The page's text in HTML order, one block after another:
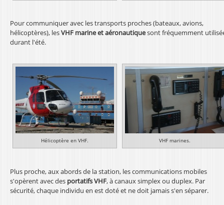
Pour communiquer avec les transports proches (bateaux, avions,
hélicoptères), lesVHF marine et aéronautiquesont fréquemment
durant l'été.
Hélicoptère en VHF. VHF marines.
Plus proche, aux abords de la station, les communications mobiles
s'opèrent avec des portatifs VHF, à canaux simplex ou duplex. Par
sécurité, chaque individu en est doté et ne doit jamais s'en séparer.